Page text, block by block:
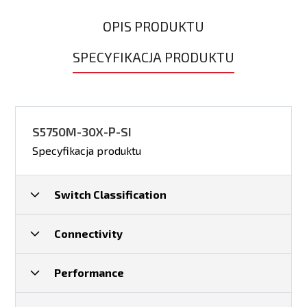
OPIS PRODUKTU
SPECYFIKACJA PRODUKTU
S5750M-30X-P-SI
Specyfikacja produktu
Switch Classification
Layer
Connectivity
10/100/1000 Base-T (RJ45) ports
Performance